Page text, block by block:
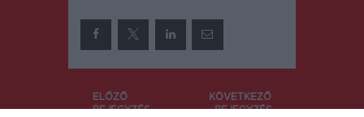
Bejegyzés
ELŐZŐ
BEJEGYZÉS
KÖVETKEZŐ
BEJEGYZÉS